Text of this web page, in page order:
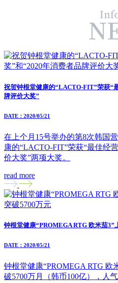
祝贺钟根堂健康的“LACTO-FIT”荣获“
牌评价大奖”
DATE：2020/05/21
在上个月15号举办的第8次韩国
康的“LACTO-FIT”荣获“最佳经
价大奖”两项大奖。
read more
钟根堂健康“PROMEGA RTG 欧米茄3”
DATE：2020/05/21
钟根堂健康“PROMEGA RTG 欧
破5700万月（韩币100亿），人气